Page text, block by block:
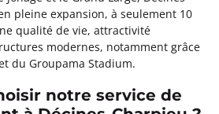
pleine expansion, à seulement 10
qualité de vie, attractivité
modernes, notamment grâce
du Groupama Stadium.
notre service de